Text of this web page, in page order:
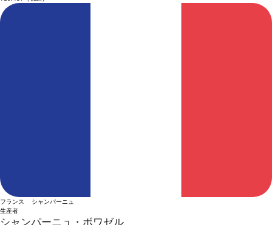
フランス シャンパーニュ
生産者
シャンパーニュ・ボワゼル